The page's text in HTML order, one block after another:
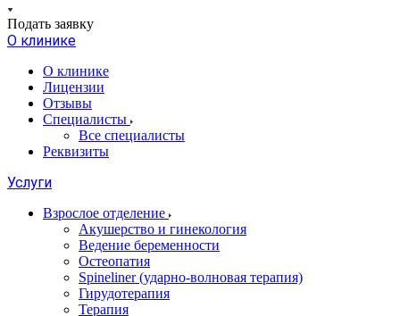
Подать заявку
О клинике
О клинике
Лицензии
Отзывы
Специалисты
Все специалисты
Реквизиты
Услуги
Взрослое отделение
Акушерство и гинекология
Ведение беременности
Остеопатия
Spineliner (ударно-волновая терапия)
Гирудотерапия
Терапия